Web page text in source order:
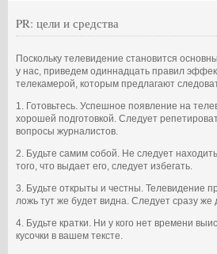
PR: цели и средства
Поскольку телевидение становится
у нас, приведем одиннадцать правил
телекамерой, которым предлагают
1. Готовьтесь. Успешное появление на
хорошей подготовкой. Следует
вопросы журналистов.
2. Будьте самим собой. Не следует
того, что выдает его, следует избегать.
3. Будьте открыты и честны. Телевидение
ложь тут же будет видна. Следует сразу же
4. Будьте кратки. Ни у кого нет времени
кусочки в вашем тексте.